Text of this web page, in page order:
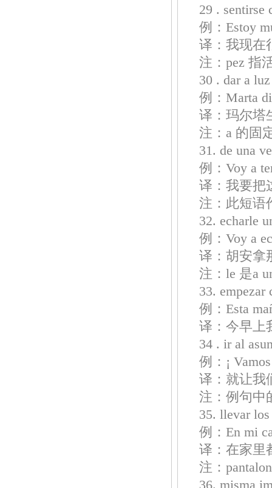
29 .
例：Estoy
译：我现在
注：pez 指
30 . dar a
例：Marta
译：玛尔塔
注：a 的固
31. de una
例：Voy a
译：我要把
注：此短语
32. echarle
例：Voy a
译：胡安拿
注：le 是a
33.
例：Esta
译：今早上
34 . ir al
例：¡
译：就让我
注：例句中
35. llevar
例：En mi
译：在家里
注：
36. misma